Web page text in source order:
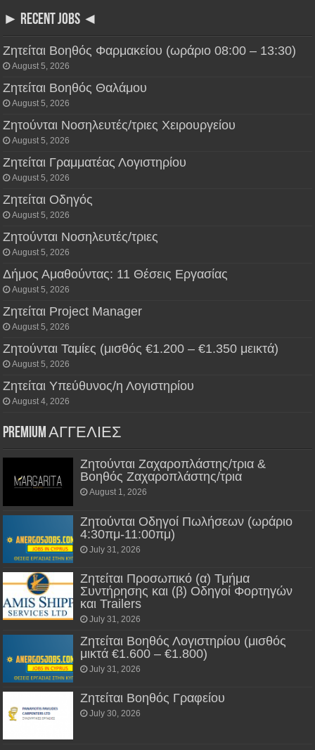
► RECENT JOBS ◄
Ζητείται Βοηθός Φαρμακείου (ωράριο 08:00 – 13:30)
August 5, 2026
Ζητείται Βοηθός Θαλάμου
August 5, 2026
Ζητούνται Νοσηλευτές/τριες Χειρουργείου
August 5, 2026
Ζητείται Γραμματέας Λογιστηρίου
August 5, 2026
Ζητείται Οδηγός
August 5, 2026
Ζητούνται Νοσηλευτές/τριες
August 5, 2026
Δήμος Αμαθούντας: 11 Θέσεις Εργασίας
August 5, 2026
Ζητείται Project Manager
August 5, 2026
Ζητούνται Ταμίες (μισθός €1.200 – €1.350 μεικτά)
August 5, 2026
Ζητείται Υπεύθυνος/η Λογιστηρίου
August 4, 2026
PREMIUM ΑΓΓΕΛΙΕΣ
Ζητούνται Ζαχαροπλάστης/τρια &
Βοηθός Ζαχαροπλάστης/τρια
August 1, 2026
Ζητούνται Οδηγοί Πωλήσεων (ωράριο
4:30πμ-11:00πμ)
July 31, 2026
Ζητείται Προσωπικό (α) Τμήμα
Συντήρησης και (β) Οδηγοί Φορτηγών
και Trailers
July 31, 2026
Ζητείται Βοηθός Λογιστηρίου (μισθός
μικτά €1.600 – €1.800)
July 31, 2026
Ζητείται Βοηθός Γραφείου
July 30, 2026